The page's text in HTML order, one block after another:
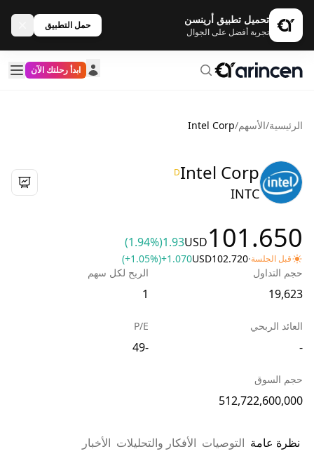
تحميل تطبيق أرينسن
تجربة أفضل على الجوال
حمل التطبيق
ابدأ رحلتك الآن
الرئيسية/الأسهم/
Intel Corp
Intel Corp
D
INTC
101.650
USD
1.93
(1.94%)
قبل الجلسة·
102.720
USD
+1.070
(+1.05%)
حجم التداول
19,623
الربح لكل سهم
1
العائد الربحي
-
P/E
-49
حجم السوق
512,722,600,000
نظرة عامة التوصيات الأفكار والتحليلات الأخبار